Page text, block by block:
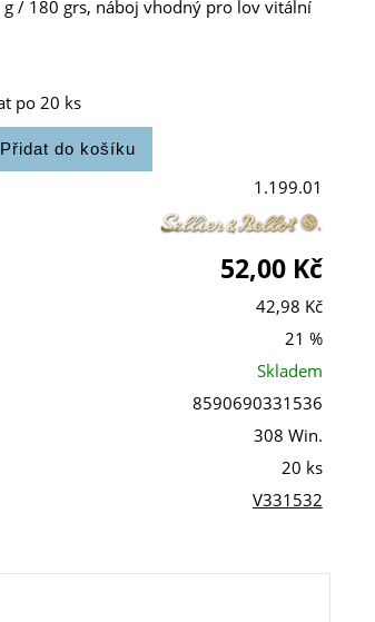
/ 180 grs, náboj vhodný pro lov vitální
po 20 ks
1.199.01
52,00 Kč
42,98 Kč
21 %
Skladem
8590690331536
308 Win.
20 ks
V331532